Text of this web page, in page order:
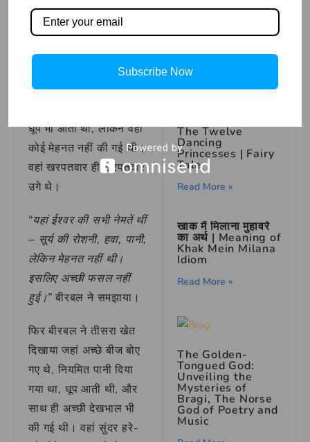
बीरबल ने मुस्कराते हुए कहा,
“बिल्कुल सही कहा आपने।
अब दूसरा खेत देखिए।”
उन्होंने दूसरा खेत दिखाया
धूप भी आती थी, लेकिन वहां
कोई मेहनत नहीं की गई थी।
वहां खरपतवार ही खरपतवार
उगे थे।
“यहां ईश्वर की सभी नेमतें थीं
– सूर्य की रोशनी, हवा, पानी,
लेकिन मेहनत नहीं थी।
इसलिए अच्छी फसल नहीं
हुई।” बीरबल ने समझाया।
फिर बीरबल ने तीसरा खेत
दिखाया जहां अच्छे बीज बोए
गए थे, नियमित पानी दिया
गया था, धूप आती थी, और
साथ ही अच्छी देखभाल भी
की गई थी। वहां सुंदर हरे-
गहनों की दुकान की
Read More »
The Twelve
Dancing
Princesses | Fairy
Tale
Read More »
खाक में मिलाना मुहावरे
का अर्थ | Meaning of
Khak Mein Milana
Idiom
Read More »
The Golden-
Tongued God:
Unveiling the
Mysteries of
Bragi, The Norse
God of Poetry and
Music
Subscribe Now